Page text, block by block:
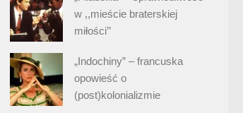
w ,,mieście braterskiej
miłości’’
„Indochiny” – francuska
opowieść o
(post)kolonializmie